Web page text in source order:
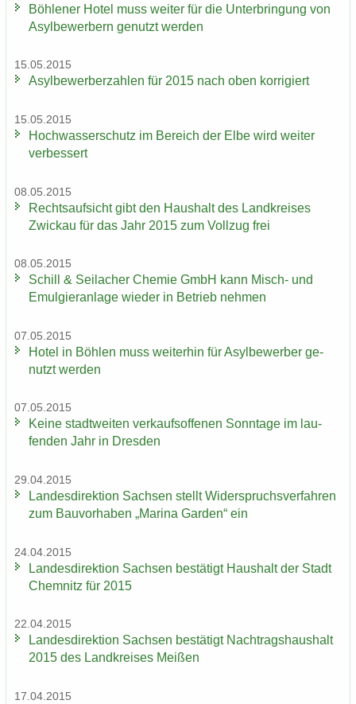
Böh­le­ner Hotel muss wei­ter für die Un­ter­brin­gung von
Asyl­be­wer­bern ge­nutzt wer­den
15.05.2015
Asyl­be­wer­ber­zah­len für 2015 nach oben kor­ri­giert
15.05.2015
Hoch­was­ser­schutz im Be­reich der Elbe wird wei­ter
ver­bes­sert
08.05.2015
Rechts­auf­sicht gibt den Haus­halt des Land­krei­ses
Zwi­ckau für das Jahr 2015 zum Voll­zug frei
08.05.2015
Schill & Seil­a­cher Che­mie GmbH kann Misch-​ und
Emul­gier­an­la­ge wie­der in Be­trieb neh­men
07.05.2015
Hotel in Böh­len muss wei­ter­hin für Asyl­be­wer­ber ge­
nutzt wer­den
07.05.2015
Keine stadt­wei­ten ver­kaufs­of­fe­nen Sonn­ta­ge im lau­
fen­den Jahr in Dres­den
29.04.2015
Lan­des­di­rek­ti­on Sach­sen stellt Wi­der­spruchs­ver­fah­ren
zum Bau­vor­ha­ben „Ma­ri­na Gar­den“ ein
24.04.2015
Lan­des­di­rek­ti­on Sach­sen be­stä­tigt Haus­halt der Stadt
Chem­nitz für 2015
22.04.2015
Lan­des­di­rek­ti­on Sach­sen be­stä­tigt Nach­trags­haus­halt
2015 des Land­krei­ses Mei­ßen
17.04.2015